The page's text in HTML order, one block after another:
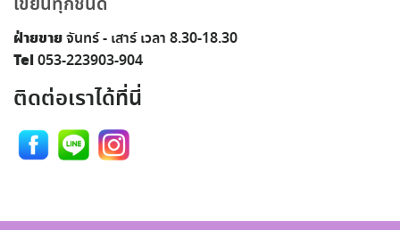
ฝ่ายขายจันทร์ - เสาร์ เวลา 8.30-18.30
Tel053-223903-904
ติดต่อเราได้ที่นี่